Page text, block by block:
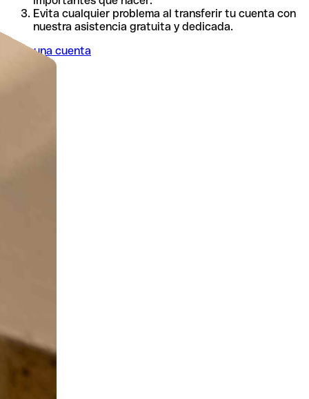
Evita cualquier problema al transferir tu cuenta con
nuestra asistencia gratuita y dedicada.
Abrir una cuenta